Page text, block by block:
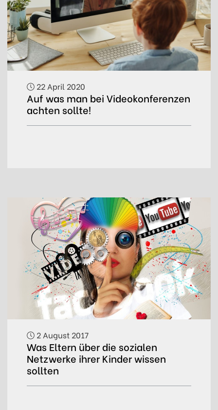
22 April 2020
Auf was man bei Videokonferenzen
achten sollte!
2 August 2017
Was Eltern über die sozialen
Netzwerke ihrer Kinder wissen
sollten